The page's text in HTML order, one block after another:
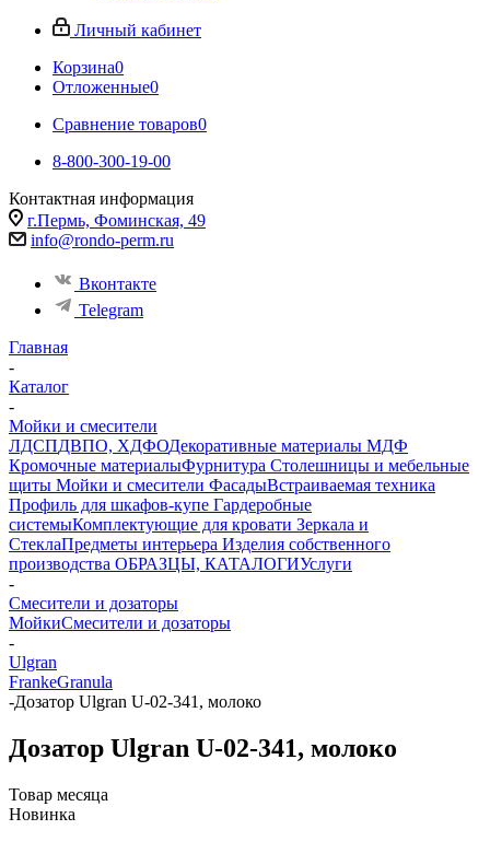
Личный кабинет
Корзина0
Отложенные0
Сравнение товаров0
8-800-300-19-00
Контактная информация
г.Пермь, Фоминская, 49
info@rondo-perm.ru
Вконтакте
Telegram
Главная
-
Каталог
-
Мойки и смесители
ЛДСПДВПО, ХДФОДекоративные материалы МДФ
Кромочные материалыФурнитура Столешницы и мебельные
щиты Мойки и смесители ФасадыВстраиваемая техника
Профиль для шкафов-купе Гардеробные
системыКомплектующие для кровати Зеркала и
СтеклаПредметы интерьера Изделия собственного
производства ОБРАЗЦЫ, КАТАЛОГИУслуги
-
Смесители и дозаторы
МойкиСмесители и дозаторы
-
Ulgran
FrankeGranula
-Дозатор Ulgran U-02-341, молоко
Дозатор Ulgran U-02-341, молоко
Товар месяца
Новинка